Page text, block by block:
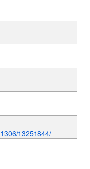
13251844/